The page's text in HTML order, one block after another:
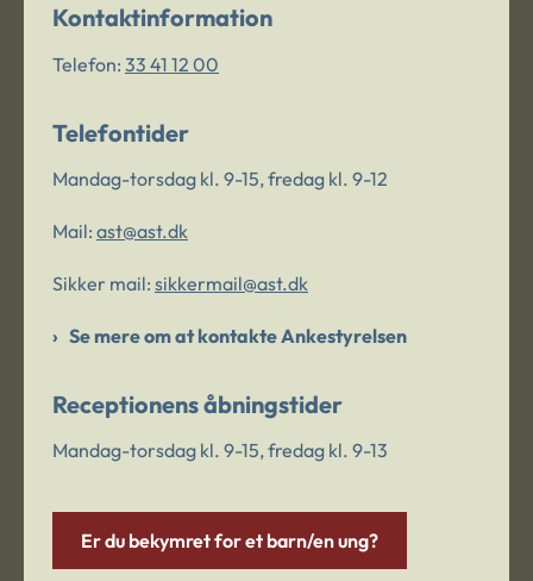
Kontaktinformation
Telefon: 33 41 12 00
Telefontider
Mandag-torsdag kl. 9-15, fredag kl. 9-12
Mail: ast@ast.dk
Sikker mail: sikkermail@ast.dk
Se mere om at kontakte Ankestyrelsen
Receptionens åbningstider
Mandag-torsdag kl. 9-15, fredag kl. 9-13
Er du bekymret for et barn/en ung?